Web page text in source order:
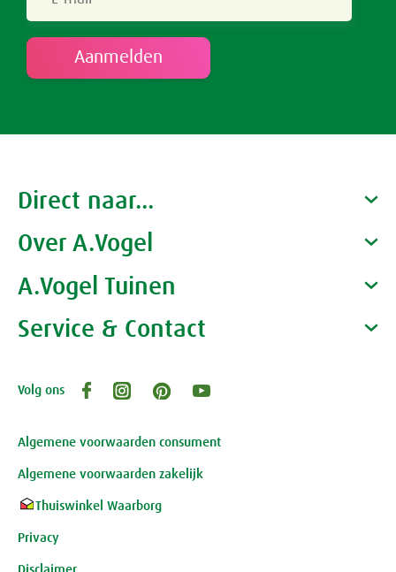
Direct naar...
Producten
Gezondheidscoaches
Over A.Vogel
Alfred Vogel
Waarom A.Vogel kiezen
A.Vogel Tuinen
Over A.Vogel tuinen
Openingstijden, route en adres
Service & Contact
Klantenservice webwinkel
Review-richtlijnen
Volg ons
Algemene voorwaarden consument
Algemene voorwaarden zakelijk
Thuiswinkel Waarborg
Privacy